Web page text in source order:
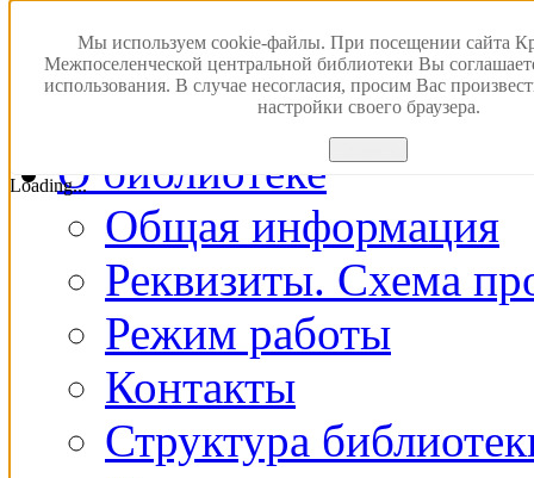
Мы используем cookie-файлы. При посещении сайта
Межпоселенческой центральной библиотеки Вы
использования. В случае несогласия, просим Вас
настройки своего браузера.
Loading...
Версия для
О библиотеке
Общая информация
Реквизиты. Схема
Режим работы
Контакты
Структура